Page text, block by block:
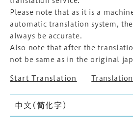
Please note that as it is a
automatic translation system,
always be accurate.
Also note that after the
not be same as in the original
Start Translation
中文(简化字)